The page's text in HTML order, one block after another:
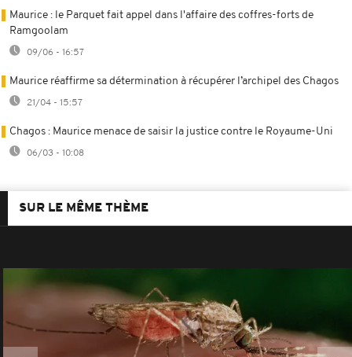
Maurice : le Parquet fait appel dans l'affaire des coffres-forts de
Ramgoolam
09/06 - 16:57
Maurice réaffirme sa détermination à récupérer l’archipel des Chagos
21/04 - 15:57
Chagos : Maurice menace de saisir la justice contre le Royaume-Uni
06/03 - 10:08
SUR LE MÊME THÈME